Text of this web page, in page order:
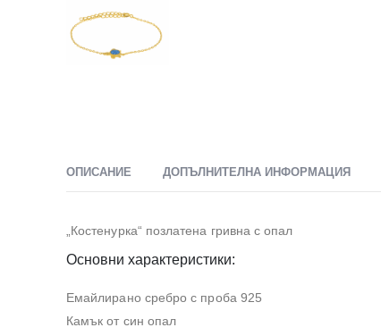
ОПИСАНИЕ ДОПЪЛНИТЕЛНА ИНФОРМАЦИЯ
„Костенурка“ позлатена гривна с опал
Основни характеристики:
Емайлирано сребро с проба 925
Камък от син опал